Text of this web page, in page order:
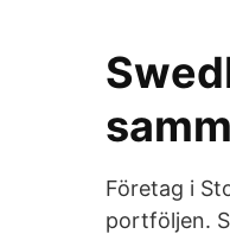
Företag i
portföljen.